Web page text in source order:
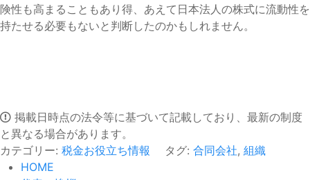
険性も高まることもあり得、あえて日本法人の株式に流動性を
持たせる必要もないと判断したのかもしれません。
掲載日時点の法令等に基づいて記載しており、最新の制度
と異なる場合があります。
カテゴリー: 税金お役立ち情報 タグ: 合同会社, 組織
HOME